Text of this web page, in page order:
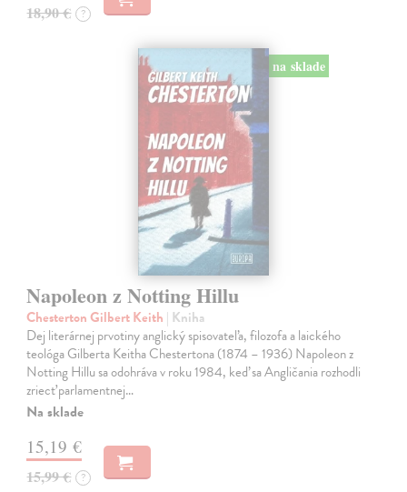
18,90 € ?
na sklade
Napoleon z Notting Hillu
Chesterton Gilbert Keith | Kniha
Dej literárnej prvotiny anglický spisovateľa, filozofa a laického
teológa Gilberta Keitha Chestertona (1874 – 1936) Napoleon z
Notting Hillu sa odohráva v roku 1984, keď sa Angličania rozhodli
zriecť parlamentnej…
Na sklade
15,19 €
15,99 € ?